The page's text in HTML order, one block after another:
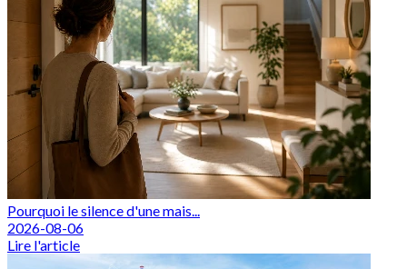
Pourquoi le silence d'une mais...
2026-08-06
Lire l'article